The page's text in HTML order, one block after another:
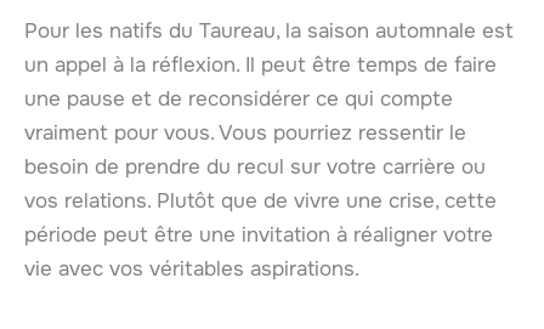
Pour les natifs du Taureau, la saison automnale est
un appel à la réflexion. Il peut être temps de faire
une pause et de reconsidérer ce qui compte
vraiment pour vous. Vous pourriez ressentir le
besoin de prendre du recul sur votre carrière ou
vos relations. Plutôt que de vivre une crise, cette
période peut être une invitation à réaligner votre
vie avec vos véritables aspirations.